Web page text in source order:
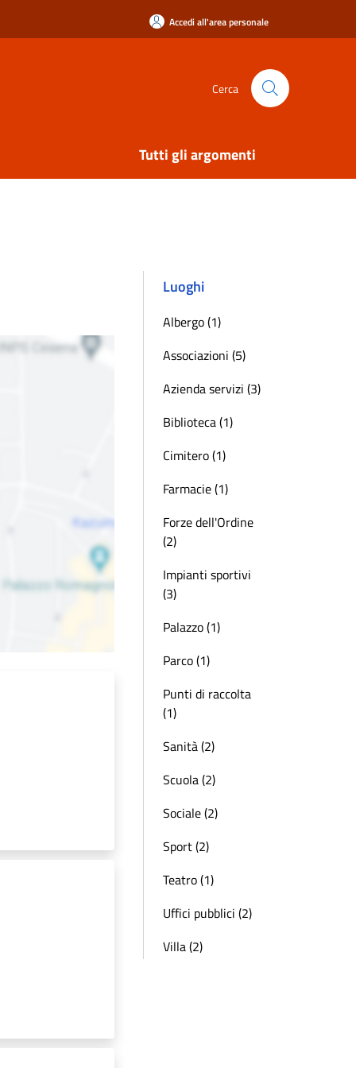
Accedi all'area personale
Cerca
Tutti gli argomenti
Luoghi
Albergo (1)
Associazioni (5)
Azienda servizi (3)
Biblioteca (1)
Cimitero (1)
Farmacie (1)
Forze dell'Ordine
(2)
Impianti sportivi
(3)
Palazzo (1)
Parco (1)
Punti di raccolta
(1)
Sanità (2)
Scuola (2)
Sociale (2)
Sport (2)
Teatro (1)
Uffici pubblici (2)
Villa (2)